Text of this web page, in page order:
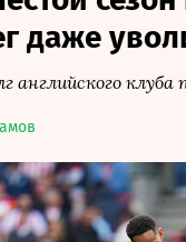
даже
английского